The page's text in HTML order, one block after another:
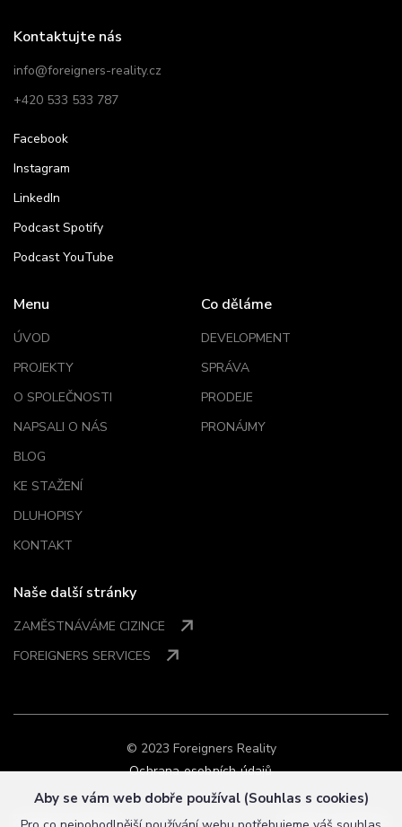
Kontaktujte nás
info@foreigners-reality.cz
+420 533 533 787
Facebook
Instagram
LinkedIn
Podcast Spotify
Podcast YouTube
Menu
ÚVOD
PROJEKTY
O SPOLEČNOSTI
NAPSALI O NÁS
BLOG
KE STAŽENÍ
DLUHOPISY
KONTAKT
Co děláme
DEVELOPMENT
SPRÁVA
PRODEJE
PRONÁJMY
Naše další stránky
ZAMĚSTNÁVÁME CIZINCE
FOREIGNERS SERVICES
© 2023 Foreigners Reality
Ochrana osobních údajů
Aby se vám web dobře používal (Souhlas s cookies)